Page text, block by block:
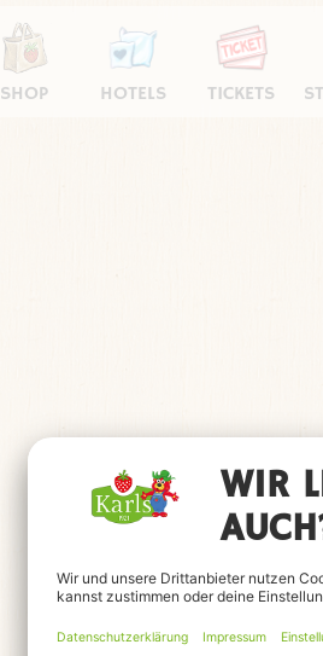
SHOP HOTELS TICKETS
Impressum Datenschutz